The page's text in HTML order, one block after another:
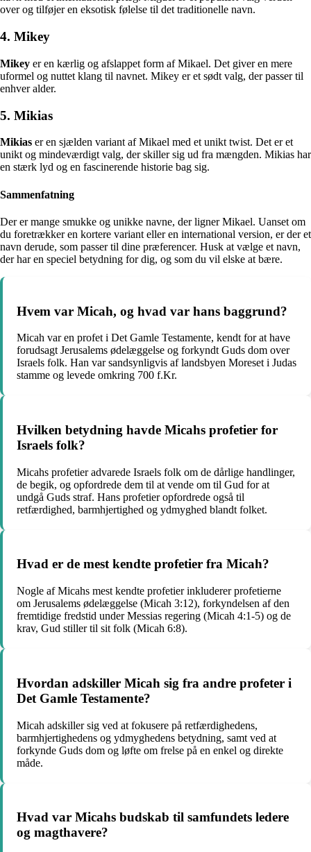
over og tilføjer en eksotisk følelse til det traditionelle navn.
4. Mikey
Mikey er en kærlig og afslappet form af Mikael. Det giver en mere
uformel og nuttet klang til navnet. Mikey er et sødt valg, der passer til
enhver alder.
5. Mikias
Mikias er en sjælden variant af Mikael med et unikt twist. Det er et
unikt og mindeværdigt valg, der skiller sig ud fra mængden. Mikias har
en stærk lyd og en fascinerende historie bag sig.
Sammenfatning
Der er mange smukke og unikke navne, der ligner Mikael. Uanset om
du foretrækker en kortere variant eller en international version, er der et
navn derude, som passer til dine præferencer. Husk at vælge et navn,
der har en speciel betydning for dig, og som du vil elske at bære.
Hvem var Micah, og hvad var hans baggrund?
Micah var en profet i Det Gamle Testamente, kendt for at have
forudsagt Jerusalems ødelæggelse og forkyndt Guds dom over
Israels folk. Han var sandsynligvis af landsbyen Moreset i Judas
stamme og levede omkring 700 f.Kr.
Hvilken betydning havde Micahs profetier for
Israels folk?
Micahs profetier advarede Israels folk om de dårlige handlinger,
de begik, og opfordrede dem til at vende om til Gud for at
undgå Guds straf. Hans profetier opfordrede også til
retfærdighed, barmhjertighed og ydmyghed blandt folket.
Hvad er de mest kendte profetier fra Micah?
Nogle af Micahs mest kendte profetier inkluderer profetierne
om Jerusalems ødelæggelse (Micah 3:12), forkyndelsen af den
fremtidige fredstid under Messias regering (Micah 4:1-5) og de
krav, Gud stiller til sit folk (Micah 6:8).
Hvordan adskiller Micah sig fra andre profeter i
Det Gamle Testamente?
Micah adskiller sig ved at fokusere på retfærdighedens,
barmhjertighedens og ydmyghedens betydning, samt ved at
forkynde Guds dom og løfte om frelse på en enkel og direkte
måde.
Hvad var Micahs budskab til samfundets ledere
og magthavere?